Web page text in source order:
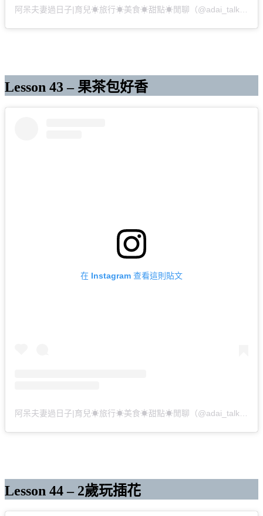
阿呆夫妻過日子|育兒☀︎旅行☀︎美食☀︎甜點☀︎閒聊（@adai_talk）分享的貼文
Lesson 43 – 果茶包好香
在 Instagram 查看這則貼文
阿呆夫妻過日子|育兒☀︎旅行☀︎美食☀︎甜點☀︎閒聊（@adai_talk）分享的貼文
Lesson 44 – 2歲玩插花